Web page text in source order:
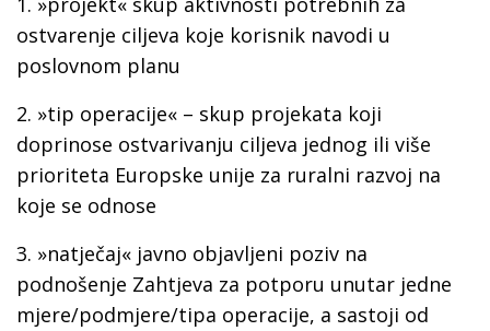
ostvarenje ciljeva koje korisnik navodi u
poslovnom planu
2. »tip operacije« – skup projekata koji
doprinose ostvarivanju ciljeva jednog ili više
prioriteta Europske unije za ruralni razvoj na
koje se odnose
3. »natječaj« javno objavljeni poziv na
podnošenje Zahtjeva za potporu unutar jedne
mjere/podmjere/tipa operacije, a sastoji od